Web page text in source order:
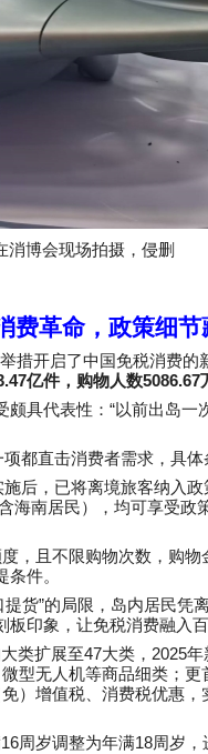
消博会现场拍摄 ， 侵删
费革命，政策细节
措开启了中国免税消费的
亿件，购物人数5086.67
具代表性： “以前出岛一
项都直击消费者需求，具体
施后，已将离境旅客纳入政
海南居民），均可享受政
，且不限购物次数，购
条件。
提货”的局限，岛内居民凭
板印象，让免税消费融入
类扩展至47大类， 2025年
型无人机等商品细类；更
）增值税、消费税优惠，
16周岁调整为年满18周岁